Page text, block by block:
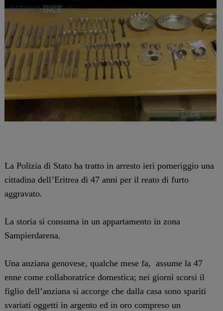
La Polizia di Stato ha tratto in arresto ieri pomeriggio una
cittadina dell’Eritrea di 47 anni per il reato di furto
aggravato.
La storia si consuma in un appartamento in zona
Sampierdarena.
Una anziana genovese, qualche mese fa, assume la 47
enne come collaboratrice domestica; nei giorni scorsi il
figlio dell’anziana si accorge che dalla casa sono spariti
svariati oggetti in argento ed in oro compreso un